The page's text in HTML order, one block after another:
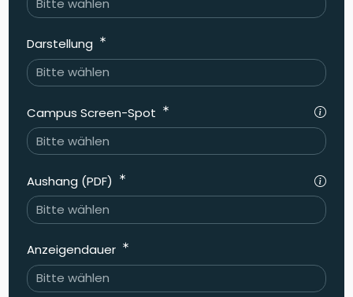
Darstellung
Campus Screen-Spot
Aushang (PDF)
Anzeigendauer